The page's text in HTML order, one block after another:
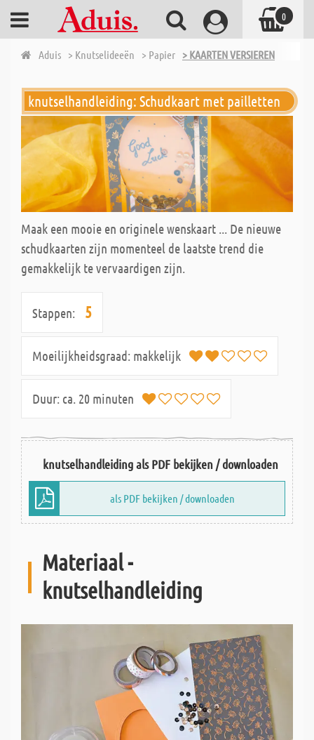
Aduis > Knutselideeën > Papier > KAARTEN VERSIEREN
knutselhandleiding: Schudkaart met pailletten
Maak een mooie en originele wenskaart ... De nieuwe
schudkaarten zijn momenteel de laatste trend die
gemakkelijk te vervaardigen zijn.
Stappen: 5
Moeilijkheidsgraad: makkelijk
Duur: ca. 20 minuten
knutselhandleiding als PDF bekijken / downloaden
als PDF bekijken / downloaden
Materiaal -
knutselhandleiding
0